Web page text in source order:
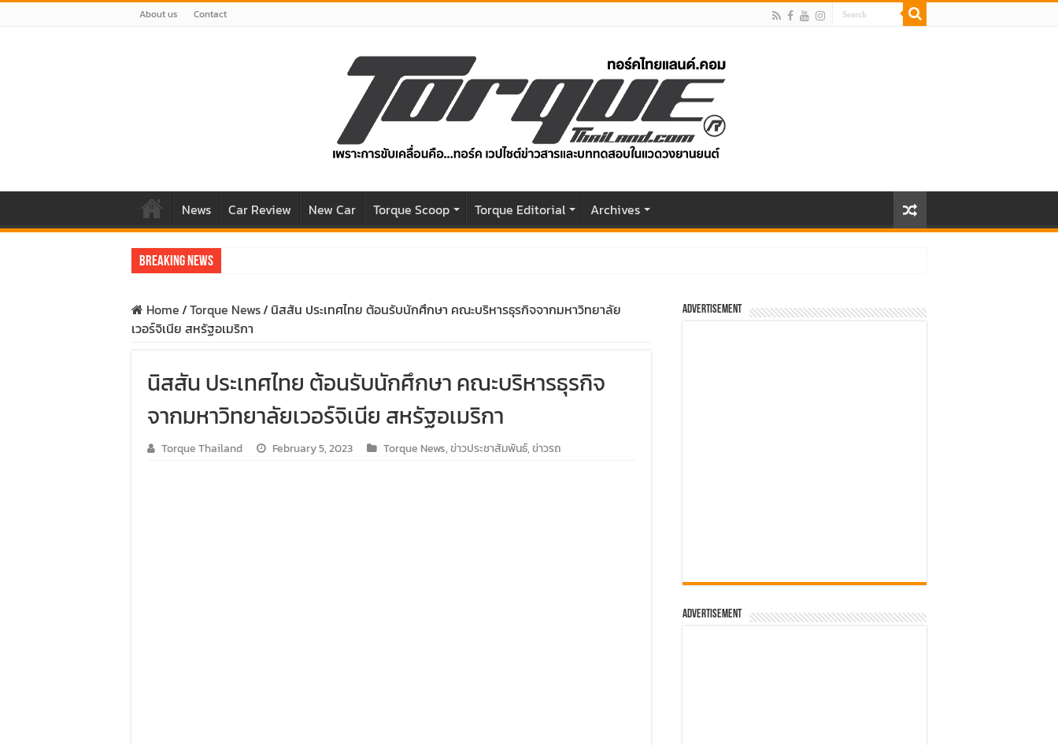
About us Contact
News Car Review New Car Torque Scoop Torque Editorial Archives
Breaking News
รีวิว ลองขับ All New GWM HAVAL H6 ปรับโฉมหน้าใหม่หล่อกว่าเดิม พร้อมสมรรถนะที่ดียิ่งกว่า
รีวิว ลองขับรถกระบะรุ่นพิเศษ FORD RANGER MS-RT ครั้งแรกในสนามแข่ง
ทริปแอ่วเหนือสุดพีค! เส้นทางเชียงใหม่-เชียงรายกับ MU-X “THE NEXT PEAK” ระยะทางรวมกว่า 250 กิโลเมตร
ขับ “NEW! ISUZU V-CROSS 4×4” ไปร่วมกันสร้างถนนขึ้นดอย ส่งท้ายปีกับทริปดีต่อใจ
Home/Torque News/ นิสสัน ประเทศไทย ต้อนรับนักศึกษา คณะบริหารธุรกิจจากมหาวิทยาลัย
เวอร์จิเนีย สหรัฐอเมริกา
นิสสัน ประเทศไทย ต้อนรับนักศึกษา คณะบริหารธุรกิจ
จากมหาวิทยาลัยเวอร์จิเนีย สหรัฐอเมริกา
Torque Thailand February 5, 2023 Torque News,ข่าวประชาสัมพันธ์,ข่าวรถ
Advertisement
Advertisement